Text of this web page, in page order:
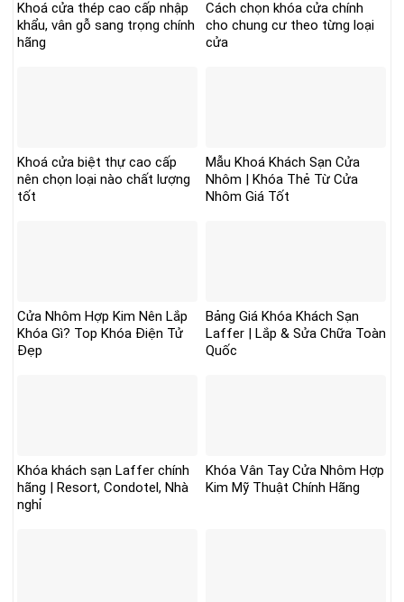
Khoá cửa thép cao cấp nhập
khẩu, vân gỗ sang trọng chính
hãng
Cách chọn khóa cửa chính
cho chung cư theo từng loại
cửa
Khoá cửa biệt thự cao cấp
nên chọn loại nào chất lượng
tốt
Mẫu Khoá Khách Sạn Cửa
Nhôm | Khóa Thẻ Từ Cửa
Nhôm Giá Tốt
Cửa Nhôm Hợp Kim Nên Lắp
Khóa Gì? Top Khóa Điện Tử
Đẹp
Bảng Giá Khóa Khách Sạn
Laffer | Lắp & Sửa Chữa Toàn
Quốc
Khóa khách sạn Laffer chính
hãng | Resort, Condotel, Nhà
nghỉ
Khóa Vân Tay Cửa Nhôm Hợp
Kim Mỹ Thuật Chính Hãng